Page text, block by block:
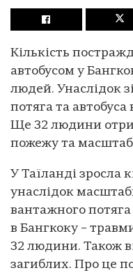
Кількість
автобусом у
людей. Унаслідок
потяга та автобуса
Ще 32 людини
пожежу та
У Таїланді зросла
унаслідок
вантажного потяга
в Бангкоку –
32 людини. Також
загиблих. Про це